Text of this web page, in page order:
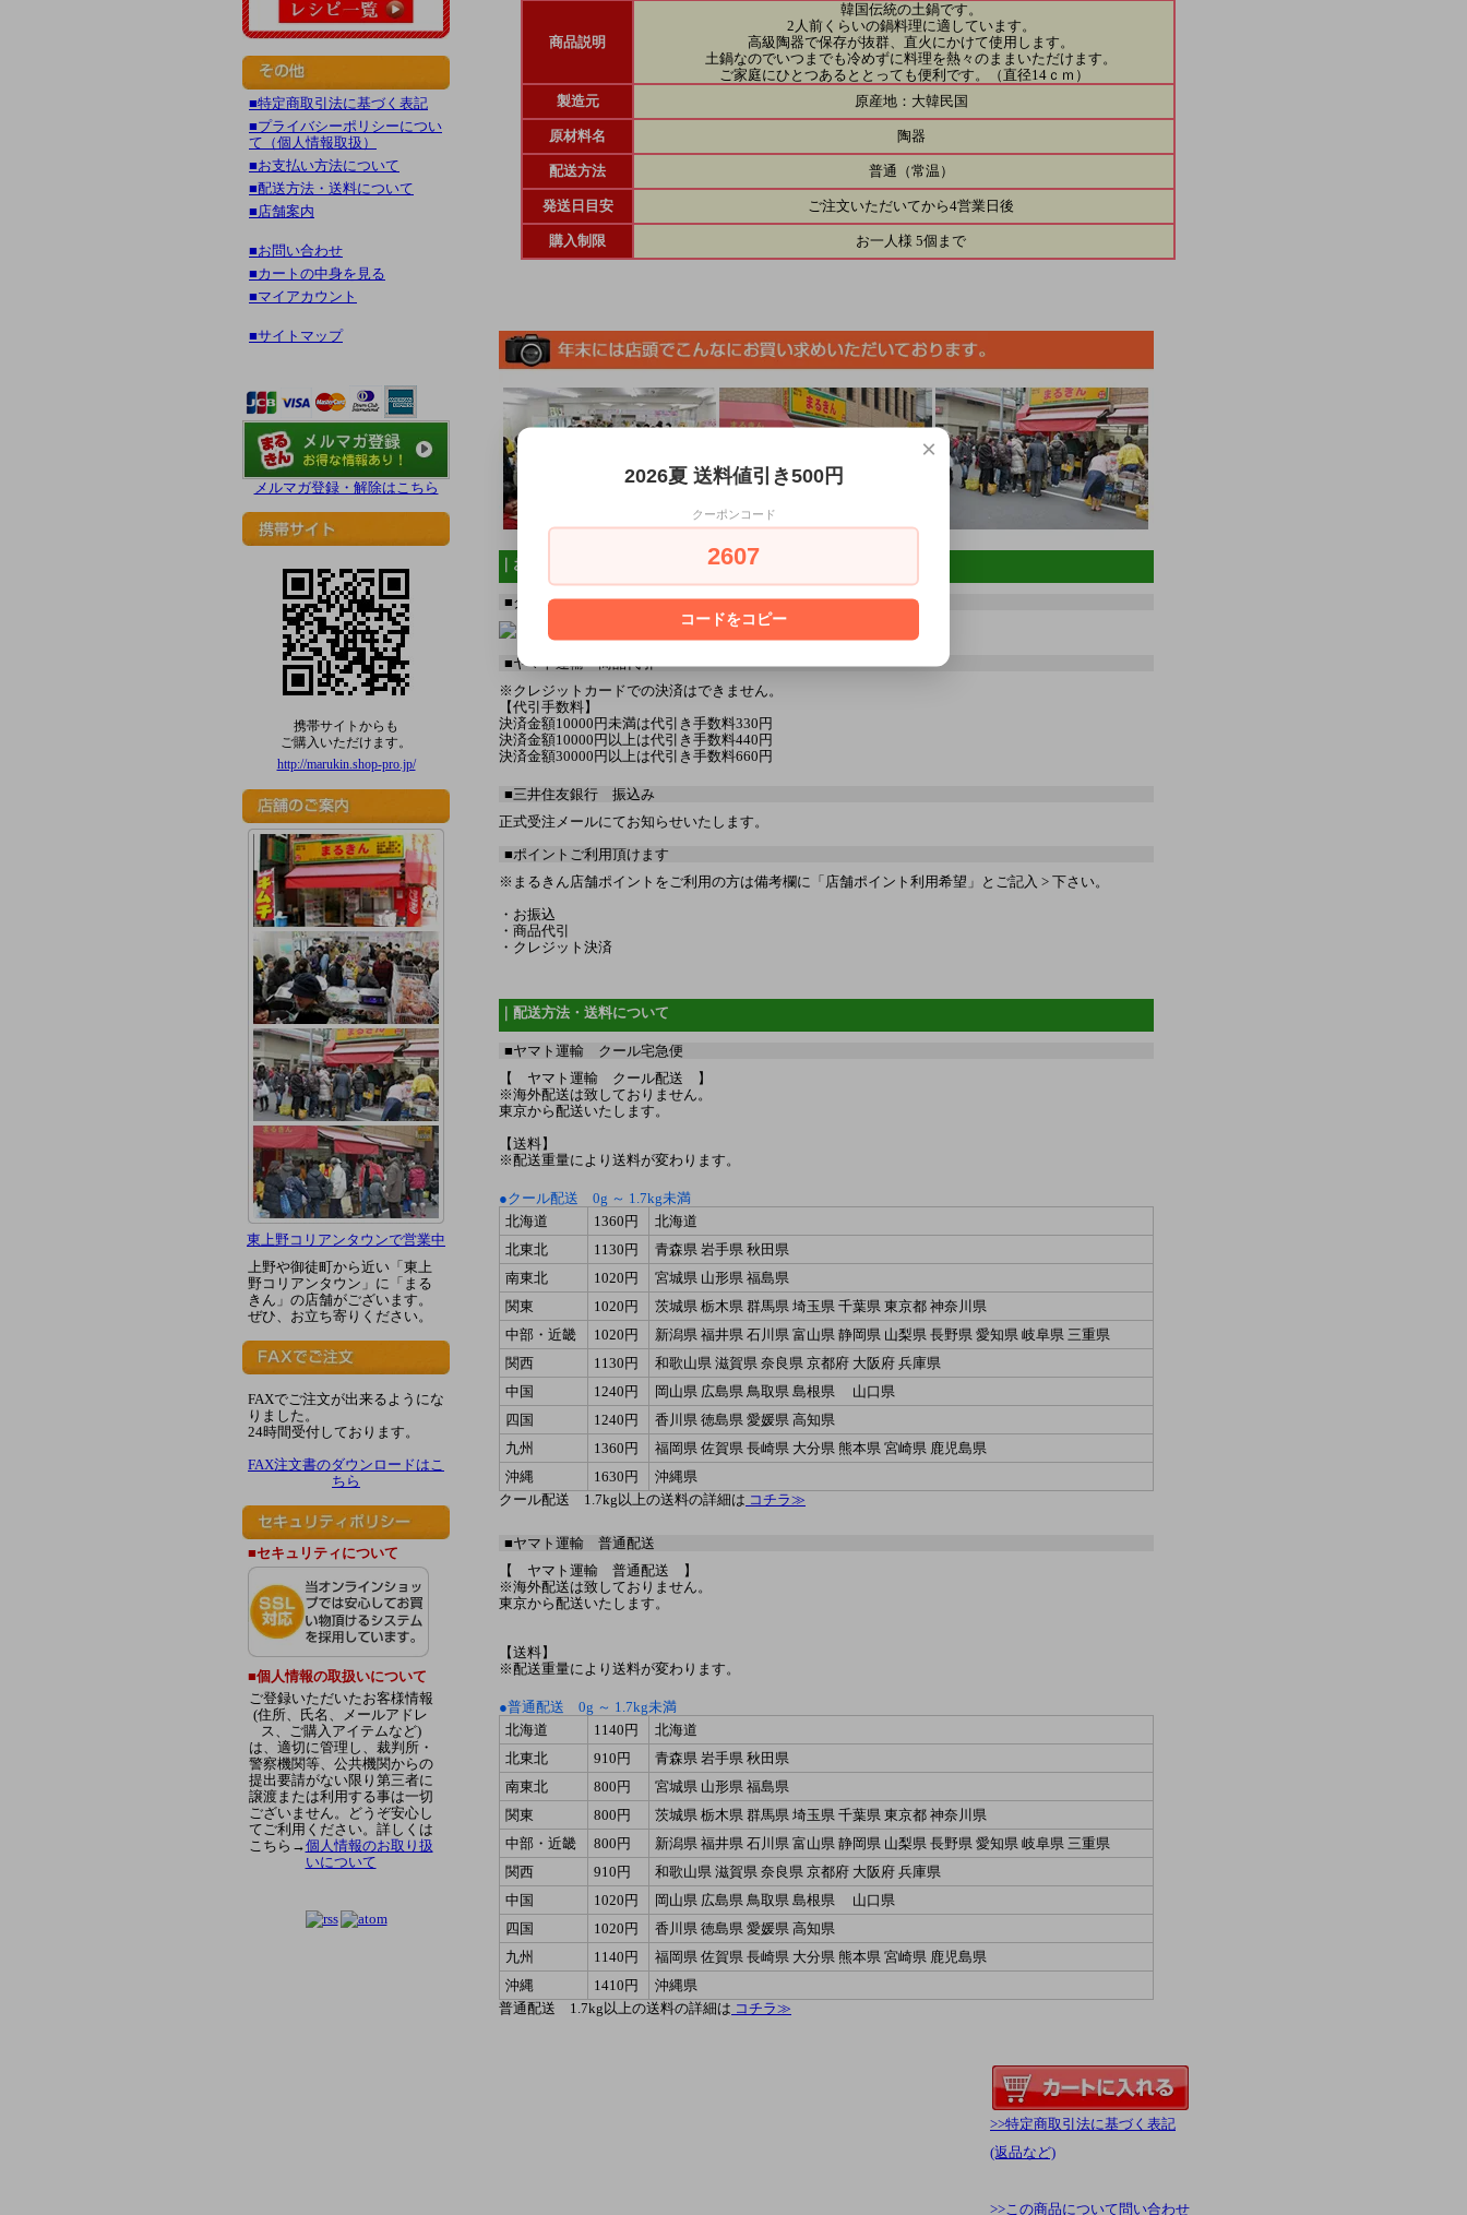
商品説明
韓国伝統の土鍋です。
2人前くらいの鍋料理に適しています。
高級陶器で保存が抜群、直火にかけて使用します。
土鍋なのでいつまでも冷めずに料理を熱々のままいただけます。
ご家庭にひとつあるととっても便利です。（直径14ｃｍ）
製造元
原産地：大韓民国
原材料名 陶器
配送方法 普通（常温）
発送日目安 ご注文いただいてから4営業日後
購入制限 お一人様 5個まで
｜お支払い方法
■クレジットカード決済
■ヤマト運輸 商品代引
※クレジットカードでの決済はできません。
【代引手数料】
決済金額10000円未満は代引き手数料330円
決済金額10000円以上は代引き手数料440円
決済金額30000円以上は代引き手数料660円
■三井住友銀行 振込み
正式受注メールにてお知らせいたします。
■ポイントご利用頂けます
※まるきん店舗ポイントをご利用の方は備考欄に「店舗ポイント利用希望」とご記入 > 下さい。
・お振込
・商品代引
・クレジット決済
｜配送方法・送料について
■ヤマト運輸 クール宅急便
【 ヤマト運輸 クール配送 】
※海外配送は致しておりません。
東京から配送いたします。
【送料】
※配送重量により送料が変わります。
●クール配送 0g ～ 1.7kg未満
北海道
1360円
北海道
北東北
1130円
青森県 岩手県 秋田県
南東北
1020円
宮城県 山形県 福島県
関東
1020円
茨城県 栃木県 群馬県 埼玉県 千葉県 東京都 神奈川県
中部・近畿
1020円
新潟県 福井県 石川県 富山県 静岡県 山梨県 長野県 愛知県 岐阜県 三重県
関西
1130円
和歌山県 滋賀県 奈良県 京都府 大阪府 兵庫県
中国
1240円
岡山県 広島県 鳥取県 島根県 山口県
四国
1240円
香川県 徳島県 愛媛県 高知県
九州
1360円
福岡県 佐賀県 長崎県 大分県 熊本県 宮崎県 鹿児島県
沖縄
1630円
沖縄県
クール配送 1.7kg以上の送料の詳細は コチラ≫
■ヤマト運輸 普通配送
【 ヤマト運輸 普通配送 】
※海外配送は致しておりません。
東京から配送いたします。
【送料】
※配送重量により送料が変わります。
●普通配送 0g ～ 1.7kg未満
北海道
1140円
北海道
北東北
910円
青森県 岩手県 秋田県
南東北
800円
宮城県 山形県 福島県
関東
800円
茨城県 栃木県 群馬県 埼玉県 千葉県 東京都 神奈川県
中部・近畿
800円
新潟県 福井県 石川県 富山県 静岡県 山梨県 長野県 愛知県 岐阜県 三重県
関西
910円
和歌山県 滋賀県 奈良県 京都府 大阪府 兵庫県
中国
1020円
岡山県 広島県 鳥取県 島根県 山口県
四国
1020円
香川県 徳島県 愛媛県 高知県
九州
1140円
福岡県 佐賀県 長崎県 大分県 熊本県 宮崎県 鹿児島県
沖縄
1410円
沖縄県
普通配送 1.7kg以上の送料の詳細は コチラ≫
>>特定商取引法に基づく表記
(返品など)
>>この商品について問い合わせ
■特定商取引法に基づく表記
■プライバシーポリシーについ
て（個人情報取扱）
■お支払い方法について
■配送方法・送料について
■店舗案内
■お問い合わせ
■カートの中身を見る
■マイアカウント
■サイトマップ
メルマガ登録・解除はこちら
携帯サイトからも
ご購入いただけます。
http://marukin.shop-pro.jp/
東上野コリアンタウンで営業中
上野や御徒町から近い「東上
野コリアンタウン」に「まる
きん」の店舗がございます。
ぜひ、お立ち寄りください。
FAXでご注文が出来るようにな
りました。
24時間受付しております。
FAX注文書のダウンロードはこ
ちら
■セキュリティについて
■個人情報の取扱いについて
ご登録いただいたお客様情報
(住所、氏名、メールアドレ
ス、ご購入アイテムなど)
は、適切に管理し、裁判所・
警察機関等、公共機関からの
提出要請がない限り第三者に
譲渡または利用する事は一切
ございません。どうぞ安心し
てご利用ください。詳しくは
こちら→個人情報のお取り扱
いについて
×
2026夏 送料値引き500円
クーポンコード
2607
コードをコピー